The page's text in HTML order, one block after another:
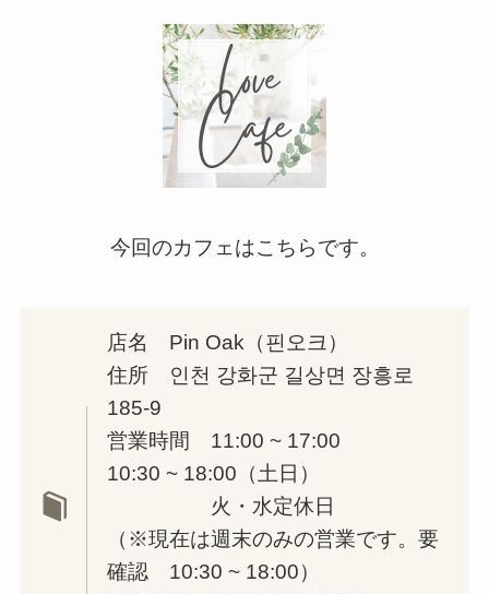
今回のカフェはこちらです。
店名 Pin Oak（핀오크）
住所 인천 강화군 길상면 장흥로
185-9
営業時間 11:00 ~ 17:00
10:30 ~ 18:00（土日）
火・水定休日
（※現在は週末のみの営業です。要
確認 10:30 ~ 18:00）